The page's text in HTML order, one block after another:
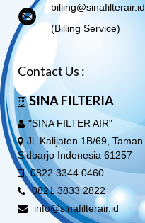
billing@sinafilterair.id
(Billing Service)
Contact Us :
SINA FILTERIA
"SINA FILTER AIR"
Jl. Kalijaten 1B/69, Taman
Sidoarjo Indonesia 61257
0822 3344 0460
0821 3833 2822
info@sinafilterair.id